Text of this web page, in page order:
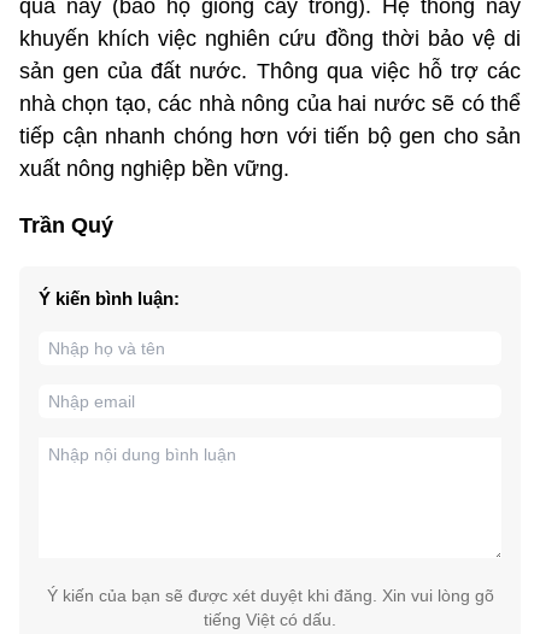
quả này (bảo hộ giống cây trồng). Hệ thống này
khuyến khích việc nghiên cứu đồng thời bảo vệ di
sản gen của đất nước. Thông qua việc hỗ trợ các
nhà chọn tạo, các nhà nông của hai nước sẽ có thể
tiếp cận nhanh chóng hơn với tiến bộ gen cho sản
xuất nông nghiệp bền vững.
Trần Quý
Ý kiến bình luận:
Ý kiến của bạn sẽ được xét duyệt khi đăng. Xin vui lòng gõ
tiếng Việt có dấu.